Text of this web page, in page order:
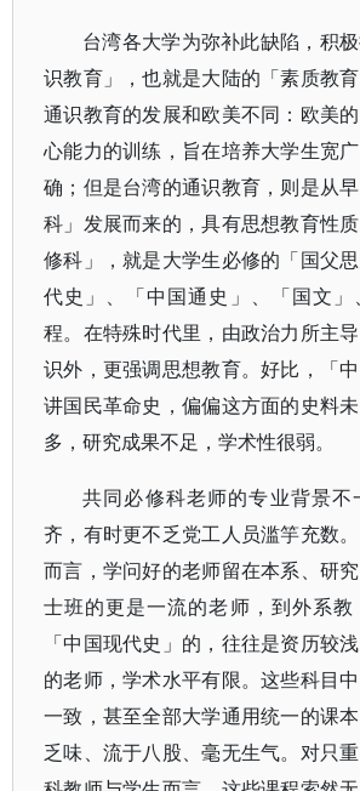
台湾各大学为弥补此缺陷，积
识教育」，也就是大陆的「素质教
通识教育的发展和欧美不同：欧美
心能力的训练，旨在培养大学生宽
确；但是台湾的通识教育，则是从
科」发展而来的，具有思想教育性
修科」，就是大学生必修的「国父
代史」、「中国通史」、「国文
程。在特殊时代里，由政治力所主
识外，更强调思想教育。好比，「
讲国民革命史，偏偏这方面的史料
多，研究成果不足，学术性很弱。
共同必修科老师的专业背景不
齐，有时更不乏党工人员滥竽充数
而言，学问好的老师留在本系、研
士班的更是一流的老师，到外系教
「中国现代史」的，往往是资历较
的老师，学术水平有限。这些科目
一致，甚至全部大学通用统一的课
乏味、流于八股、毫无生气。对只